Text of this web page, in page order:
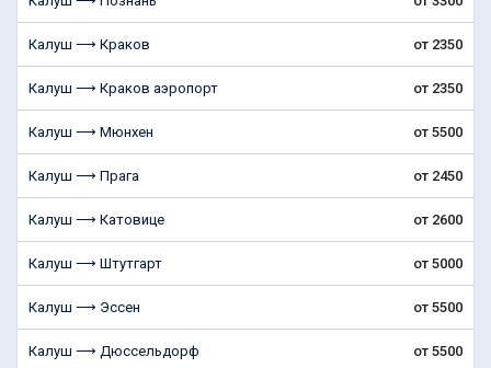
Калуш ⟶ Краков от 2350
Калуш ⟶ Краков аэропорт от 2350
Калуш ⟶ Мюнхен от 5500
Калуш ⟶ Прага от 2450
Калуш ⟶ Катовице от 2600
Калуш ⟶ Штутгарт от 5000
Калуш ⟶ Эссен от 5500
Калуш ⟶ Дюссельдорф от 5500